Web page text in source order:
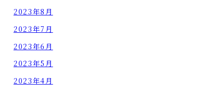
2023年8月
2023年7月
2023年6月
2023年5月
2023年4月